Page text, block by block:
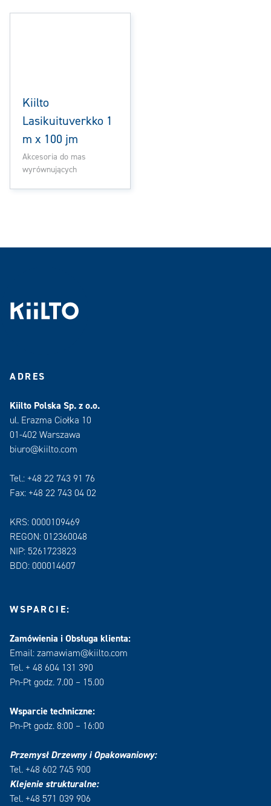
Kiilto
Lasikuituverkko 1
m x 100 jm
Akcesoria do mas
wyrównujących
ADRES
Kiilto Polska Sp. z o.o.
ul. Erazma Ciołka 10
01-402 Warszawa
biuro@kiilto.com
Tel.: +48 22 743 91 76
Fax: +48 22 743 04 02
KRS: 0000109469
REGON: 012360048
NIP: 5261723823
BDO: 000014607
WSPARCIE:
Zamówienia i Obsługa klienta:
Email: zamawiam@kiilto.com
Tel. + 48 604 131 390
Pn-Pt godz. 7.00 – 15.00
Wsparcie techniczne:
Pn-Pt godz. 8:00 – 16:00
Przemysł Drzewny i Opakowaniowy:
Tel. +48 602 745 900
Klejenie strukturalne:
Tel. +48 571 039 906